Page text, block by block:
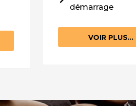
démarrage
VOIR PLUS...